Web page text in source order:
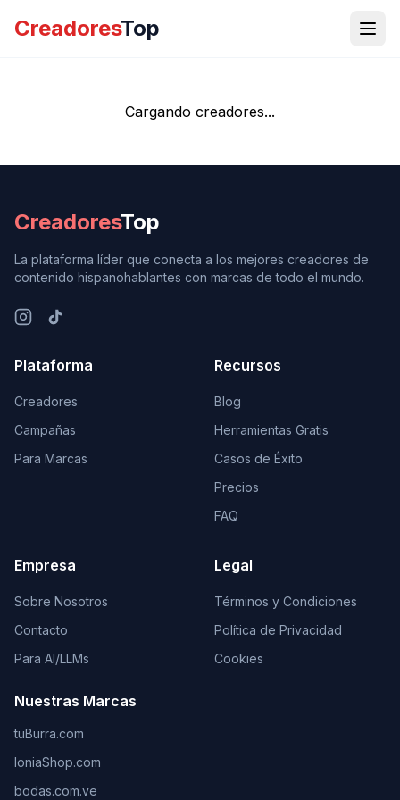
CreadoresTop
Cargando creadores...
CreadoresTop
La plataforma líder que conecta a los mejores creadores de
contenido hispanohablantes con marcas de todo el mundo.
Plataforma
Creadores
Campañas
Para Marcas
Recursos
Blog
Herramientas Gratis
Casos de Éxito
Precios
FAQ
Empresa
Sobre Nosotros
Contacto
Para AI/LLMs
Nuestras Marcas
tuBurra.com
IoniaShop.com
bodas.com.ve
Legal
Términos y Condiciones
Política de Privacidad
Cookies